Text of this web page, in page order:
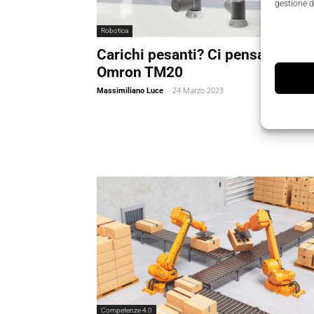
gestione
Robotica
Carichi pesanti? Ci pensa il cobot
Omron TM20
Massimiliano Luce - 24 Marzo 2023
Competenze 4.0